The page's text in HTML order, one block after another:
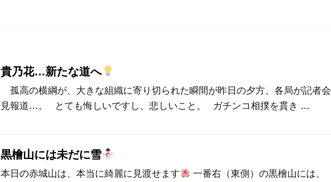
貴乃花…新たな道へ
孤高の横綱が、大きな組織に寄り切られた瞬間が昨日の夕方、各局が記者会
見報道…。 とても悔しいですし、悲しいこと。 ガチンコ相撲を貫き …
黒檜山には未だに雪
本日の赤城山は、本当に綺麗に見渡せます
一番右（東側）の黒檜山には、